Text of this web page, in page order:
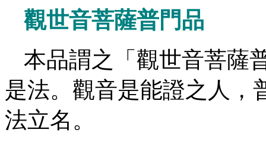
觀世音菩薩普門品
本品謂之「觀世音菩薩
是法。觀音是能證之人，
法立名。